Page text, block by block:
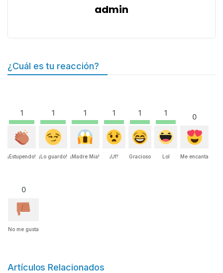
admin
¿Cuál es tu reacción?
1
¡Estupendo!
1
¡Lo guardo!
1
¡Madre Mía!
1
¡Uf!
1
Gracioso
1
Lol
0
Me encanta
0
No me gusta
Artículos Relacionados